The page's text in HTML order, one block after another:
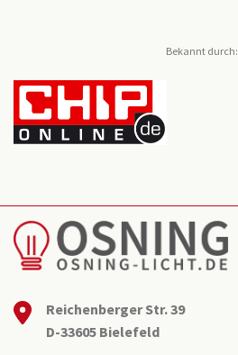
Bekannt durch:
Reichenberger Str. 39
D-33605 Bielefeld